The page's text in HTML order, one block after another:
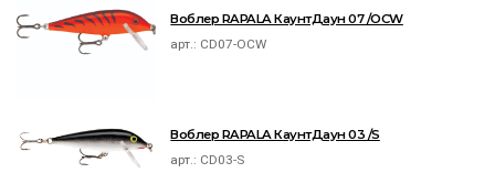
Воблер RAPALA КаунтДаун 07 /OCW
арт.: CD07-OCW
Воблер RAPALA КаунтДаун 03 /S
арт.: CD03-S